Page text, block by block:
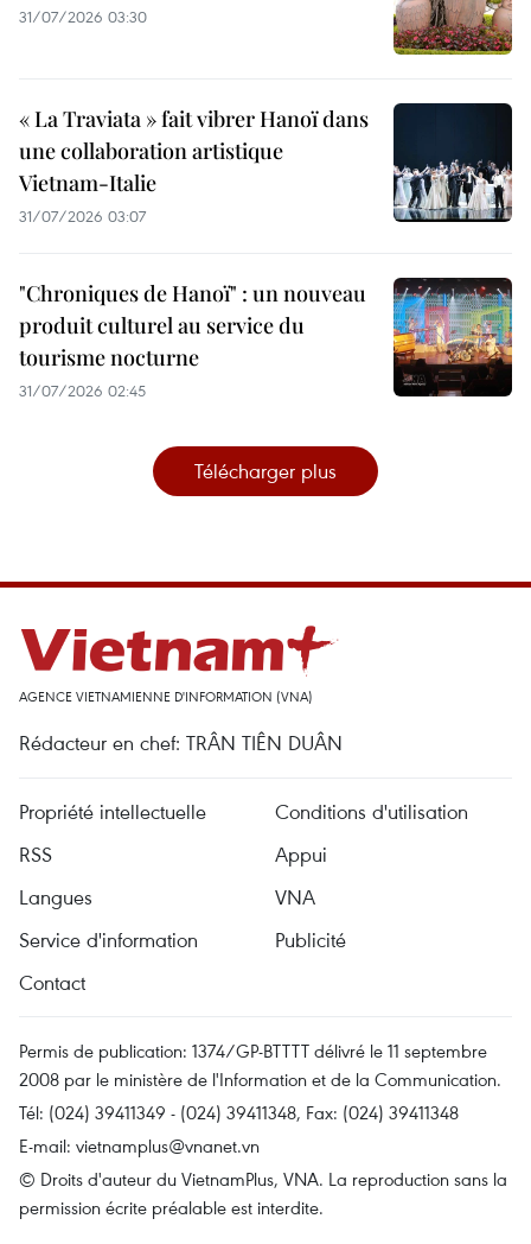
31/07/2026 03:30
« La Traviata » fait vibrer Hanoï dans
une collaboration artistique
Vietnam-Italie
31/07/2026 03:07
"Chroniques de Hanoï" : un nouveau
produit culturel au service du
tourisme nocturne
31/07/2026 02:45
Télécharger plus
AGENCE VIETNAMIENNE D'INFORMATION (VNA)
Rédacteur en chef: TRÂN TIÊN DUÂN
Propriété intellectuelle
Conditions d'utilisation
RSS
Appui
Langues
VNA
Service d'information
Publicité
Contact
Permis de publication: 1374/GP-BTTTT délivré le 11 septembre
2008 par le ministère de l'Information et de la Communication.
Tél: (024) 39411349 - (024) 39411348, Fax: (024) 39411348
E-mail: vietnamplus@vnanet.vn
© Droits d'auteur du VietnamPlus, VNA. La reproduction sans la
permission écrite préalable est interdite.